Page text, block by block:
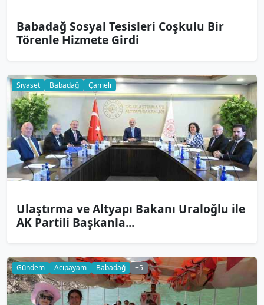
Babadağ Sosyal Tesisleri Coşkulu Bir
Törenle Hizmete Girdi
Siyaset Babadağ Çameli
Ulaştırma ve Altyapı Bakanı Uraloğlu ile
AK Partili Başkanla...
Gündem Acıpayam Babadağ +5